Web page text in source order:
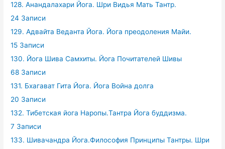
128. Анандалахари Йога. Шри Видья Мать Тантр.
24 Записи
129. Адвайта Веданта Йога. Йога преодоления Майи.
15 Записи
130. Йога Шива Самхиты. Йога Почитателей Шивы
68 Записи
131. Бхагават Гита Йога. Йога Война долга
20 Записи
132. Тибетская йога Наропы.Тантра Йога буддизма.
7 Записи
133. Шивачандра Йога.Философия Принципы Тантры. Шри